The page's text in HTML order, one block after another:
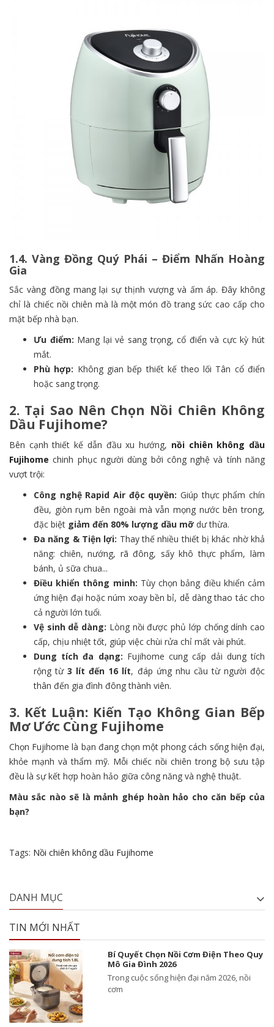
1.4. Vàng Đồng Quý Phái – Điểm Nhấn Hoàng
Gia
Sắc vàng đồng mang lại sự thịnh vượng và ấm áp. Đây không
chỉ là chiếc nồi chiên mà là một món đồ trang sức cao cấp cho
mặt bếp nhà bạn.
Ưu điểm: Mang lại vẻ sang trọng, cổ điển và cực kỳ hút
mắt.
Phù hợp: Không gian bếp thiết kế theo lối Tân cổ điển
hoặc sang trọng.
2. Tại Sao Nên Chọn Nồi Chiên Không
Dầu Fujihome?
Bên cạnh thiết kế dẫn đầu xu hướng, nồi chiên không dầu
Fujihome chinh phục người dùng bởi công nghệ và tính năng
vượt trội:
Công nghệ Rapid Air độc quyền: Giúp thực phẩm chín
đều, giòn rụm bên ngoài mà vẫn mọng nước bên trong,
đặc biệt giảm đến 80% lượng dầu mỡ dư thừa.
Đa năng & Tiện lợi: Thay thế nhiều thiết bị khác nhờ khả
năng: chiên, nướng, rã đông, sấy khô thực phẩm, làm
bánh, ủ sữa chua...
Điều khiển thông minh: Tùy chọn bảng điều khiển cảm
ứng hiện đại hoặc núm xoay bền bỉ, dễ dàng thao tác cho
cả người lớn tuổi.
Vệ sinh dễ dàng: Lòng nồi được phủ lớp chống dính cao
cấp, chịu nhiệt tốt, giúp việc chùi rửa chỉ mất vài phút.
Dung tích đa dạng: Fujihome cung cấp dải dung tích
rộng từ3 lít đến 16 lít, đáp ứng nhu cầu từ người độc
thân đến gia đình đông thành viên.
3. Kết Luận: Kiến Tạo Không Gian Bếp
Mơ Ước Cùng Fujihome
Chọn Fujihome là bạn đang chọn một phong cách sống hiện đại,
khỏe mạnh và thẩm mỹ. Mỗi chiếc nồi chiên trong bộ sưu tập
đều là sự kết hợp hoàn hảo giữa công năng và nghệ thuật.
Màu sắc nào sẽ là mảnh ghép hoàn hảo cho căn bếp của
bạn?
Tags: Nồi chiên không dầu Fujihome
DANH MỤC
TIN MỚI NHẤT
Bí Quyết Chọn Nồi Cơm Điện Theo Quy
Mô Gia Đình 2026
Trong cuộc sống hiện đại năm 2026, nồi
cơm